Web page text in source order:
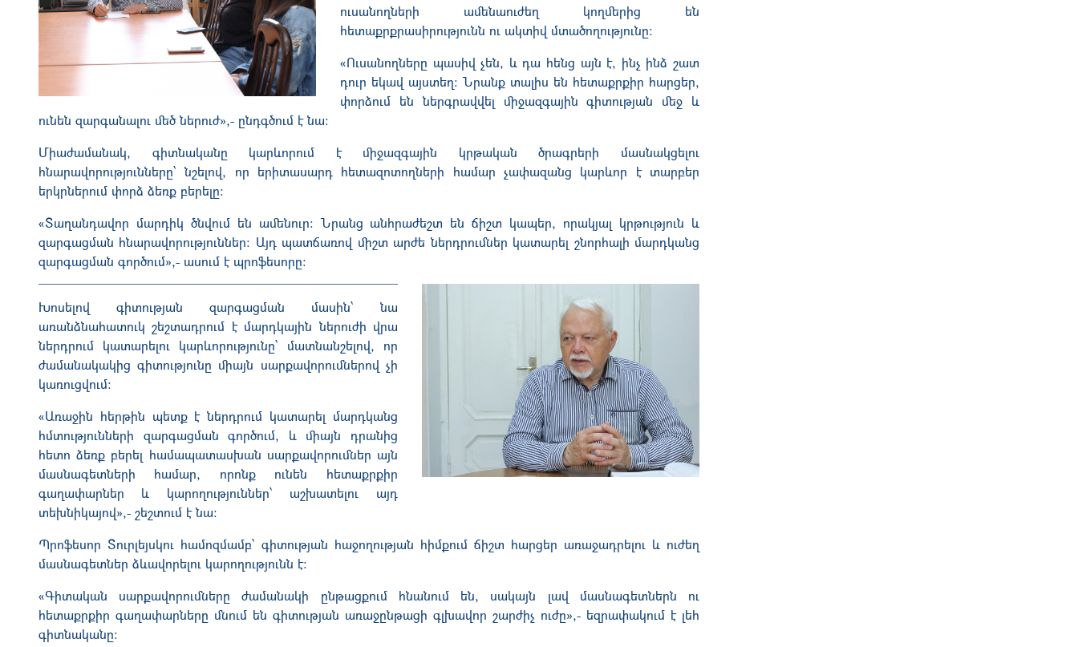
ուսանողների ամենաուժեղ կողմերից են
հետաքրքրասիրությունն ու ակտիվ մտածողությունը։
«Ուսանողները պասիվ չեն, և դա հենց այն է, ինչ ինձ շատ
դուր եկավ այստեղ։ Նրանք տալիս են հետաքրքիր հարցեր,
փորձում են ներգրավվել միջազգային գիտության մեջ և
ունեն զարգանալու մեծ ներուժ»,- ընդգծում է նա։
Միաժամանակ, գիտնականը կարևորում է միջազգային կրթական ծրագրերի մասնակցելու
հնարավորությունները՝ նշելով, որ երիտասարդ հետազոտողների համար չափազանց կարևոր է տարբեր
երկրներում փորձ ձեռք բերելը։
«Տաղանդավոր մարդիկ ծնվում են ամենուր։ Նրանց անհրաժեշտ են ճիշտ կապեր, որակյալ կրթություն և
զարգացման հնարավորություններ։ Այդ պատճառով միշտ արժե ներդրումներ կատարել շնորհալի մարդկանց
զարգացման գործում»,- ասում է պրոֆեսորը։
Խոսելով գիտության զարգացման մասին՝ նա
առանձնահատուկ շեշտադրում է մարդկային ներուժի վրա
ներդրում կատարելու կարևորությունը՝ մատնանշելով, որ
ժամանակակից գիտությունը միայն սարքավորումներով չի
կառուցվում։
«Առաջին հերթին պետք է ներդրում կատարել մարդկանց
հմտությունների զարգացման գործում, և միայն դրանից
հետո ձեռք բերել համապատասխան սարքավորումներ այն
մասնագետների համար, որոնք ունեն հետաքրքիր
գաղափարներ և կարողություններ՝ աշխատելու այդ
տեխնիկայով»,- շեշտում է նա։
Պրոֆեսոր Տուրլեյսկու համոզմամբ՝ գիտության հաջողության հիմքում ճիշտ հարցեր առաջադրելու և ուժեղ
մասնագետներ ձևավորելու կարողությունն է։
«Գիտական սարքավորումները ժամանակի ընթացքում հնանում են, սակայն լավ մասնագետներն ու
հետաքրքիր գաղափարները մնում են գիտության առաջընթացի գլխավոր շարժիչ ուժը»,- եզրափակում է լեհ
գիտնականը։